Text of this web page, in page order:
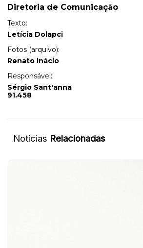
Diretoria de Comunicação
Texto:
Letícia Dolapci
Fotos (arquivo):
Renato Inácio
Responsável:
Sérgio Sant'anna
91.458
Notícias Relacionadas